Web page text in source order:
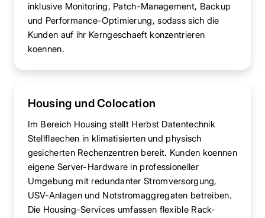
inklusive Monitoring, Patch-Management, Backup
und Performance-Optimierung, sodass sich die
Kunden auf ihr Kerngeschaeft konzentrieren
koennen.
Housing und Colocation
Im Bereich Housing stellt Herbst Datentechnik
Stellflaechen in klimatisierten und physisch
gesicherten Rechenzentren bereit. Kunden koennen
eigene Server-Hardware in professioneller
Umgebung mit redundanter Stromversorgung,
USV-Anlagen und Notstromaggregaten betreiben.
Die Housing-Services umfassen flexible Rack-